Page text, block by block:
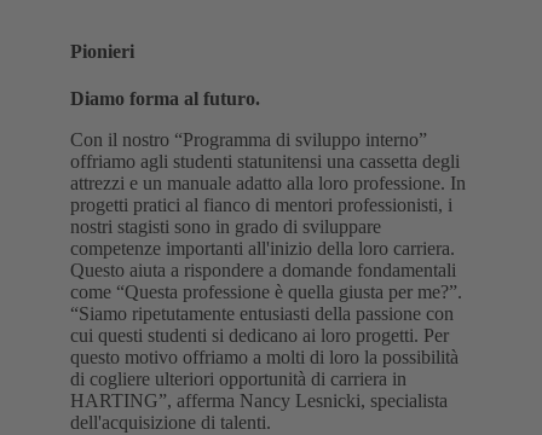
Pionieri
Diamo forma al futuro.
Con il nostro “Programma di sviluppo interno”
offriamo agli studenti statunitensi una cassetta degli
attrezzi e un manuale adatto alla loro professione. In
progetti pratici al fianco di mentori professionisti, i
nostri stagisti sono in grado di sviluppare
competenze importanti all'inizio della loro carriera.
Questo aiuta a rispondere a domande fondamentali
come “Questa professione è quella giusta per me?”.
“Siamo ripetutamente entusiasti della passione con
cui questi studenti si dedicano ai loro progetti. Per
questo motivo offriamo a molti di loro la possibilità
di cogliere ulteriori opportunità di carriera in
HARTING”, afferma Nancy Lesnicki, specialista
dell'acquisizione di talenti.